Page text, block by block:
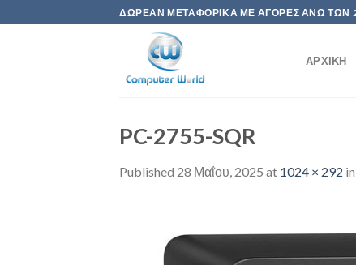
to
ΔΩΡΕΆΝ ΜΕΤΑΦΟΡΙΚΆ ΜΕ ΑΓΟΡΈΣ ΆΝΩ ΤΩΝ
ΑΡΧΙΚΉ
PC-2755-SQR
Published 28 Μαΐου, 2025 at 1024 × 292 in